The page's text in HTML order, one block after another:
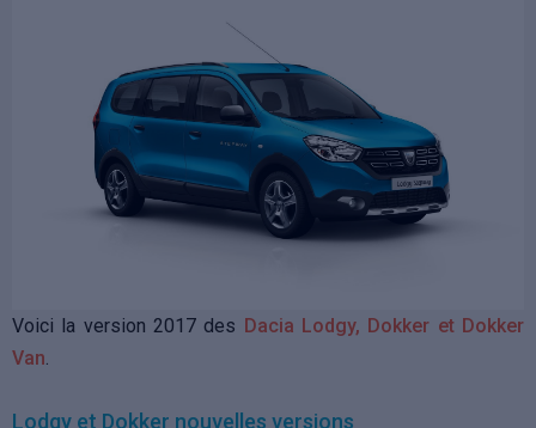
Voici la version 2017 des Dacia Lodgy, Dokker et Dokker
Van.
Lodgy et Dokker nouvelles versions